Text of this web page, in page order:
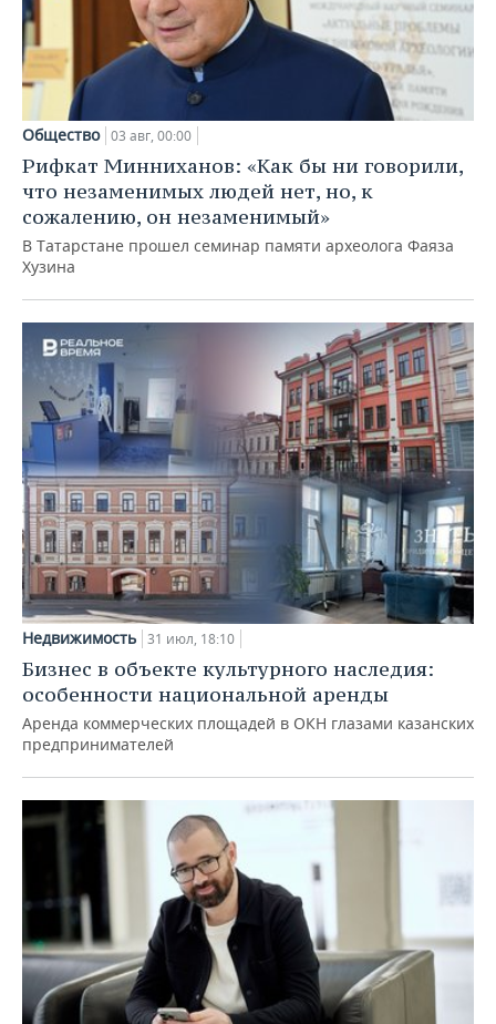
Общество 03 авг, 00:00
Рифкат Минниханов: «Как бы ни говорили,
что незаменимых людей нет, но, к
сожалению, он незаменимый»
В Татарстане прошел семинар памяти археолога Фаяза
Хузина
Недвижимость 31 июл, 18:10
Бизнес в объекте культурного наследия:
особенности национальной аренды
Аренда коммерческих площадей в ОКН глазами казанских
предпринимателей